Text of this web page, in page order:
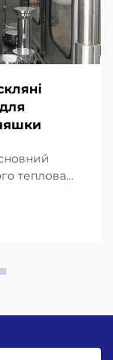
теплова